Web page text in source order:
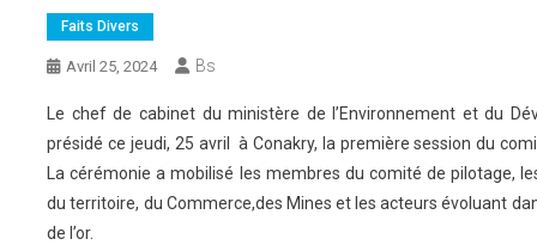
Faits Divers
Avril 25, 2024 Bs
Le chef de cabinet du ministère de l’Environnement et du
présidé ce jeudi, 25 avril à Conakry, la première session du
La cérémonie a mobilisé les membres du comité de pilotage,
du territoire, du Commerce,des Mines et les acteurs évoluant
de l’or.